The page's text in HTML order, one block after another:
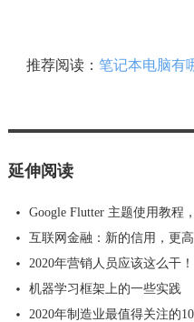
推荐阅读： 笔记本电脑有
延伸阅读
Google Flutter 主题使用教程
互联网金融：新的信用，更
2020年营销人员应该这么干！
机器学习框架上的一些实践
2020年制造业最值得关注的